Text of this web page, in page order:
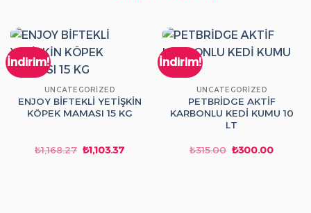
İndirim!
UNCATEGORIZED
ENJOY BİFTEKLİ YETİŞKİN
KÖPEK MAMASI 15 KG
₺1,168.27 Orijinal
fiyat:
₺1,103.37Şu
İndirim!
UNCATEGORIZED
PETBRİDGE AKTİF
KARBONLU KEDİ KUMU 10
LT
₺315.00 Orijinal
₺300.00Şu